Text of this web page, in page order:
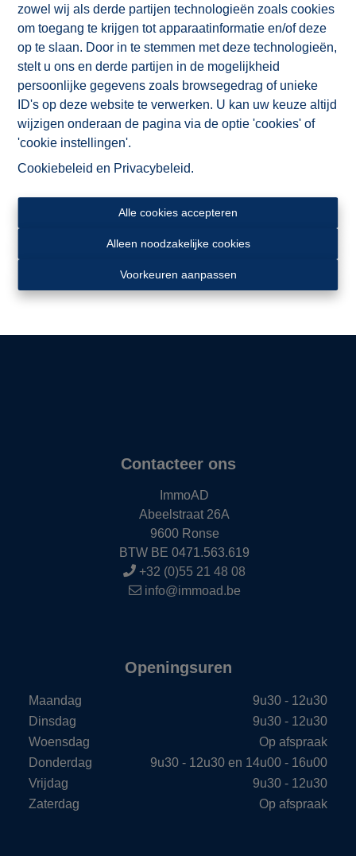
zowel wij als derde partijen technologieën zoals cookies
om toegang te krijgen tot apparaatinformatie en/of deze
op te slaan. Door in te stemmen met deze technologieën,
stelt u ons en derde partijen in de mogelijkheid
persoonlijke gegevens zoals browsegedrag of unieke
ID's op deze website te verwerken. U kan uw keuze altijd
wijzigen onderaan de pagina via de optie 'cookies' of
'cookie instellingen'.
Cookiebeleid en Privacybeleid.
Alle cookies accepteren
Alleen noodzakelijke cookies
Voorkeuren aanpassen
NV ImmoAD
Contacteer ons
ImmoAD
Abeelstraat 26A
9600 Ronse
BTW BE 0471.563.619
+32 (0)55 21 48 08
info@immoad.be
Openingsuren
Maandag
9u30 - 12u30
Dinsdag
9u30 - 12u30
Woensdag
Op afspraak
Donderdag
9u30 - 12u30 en 14u00 - 16u00
Vrijdag
9u30 - 12u30
Zaterdag
Op afspraak